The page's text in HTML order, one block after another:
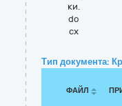
ки.
do
cx
Тип документа:
ФАЙЛ